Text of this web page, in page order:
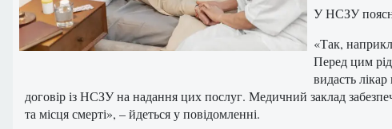
У НСЗУ
«Так,
Перед цим
видасть
договір із НСЗУ на надання цих послуг. Медичний заклад
та місця смерті», – йдеться у повідомленні.